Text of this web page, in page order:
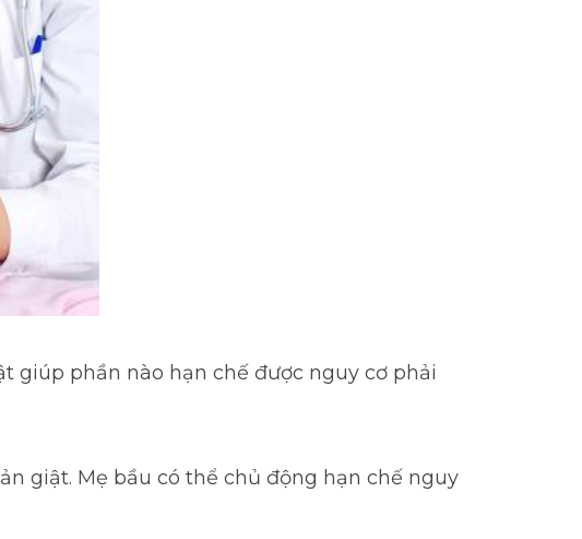
giúp phần nào hạn chế được nguy cơ phải
giật. Mẹ bầu có thể chủ động hạn chế nguy